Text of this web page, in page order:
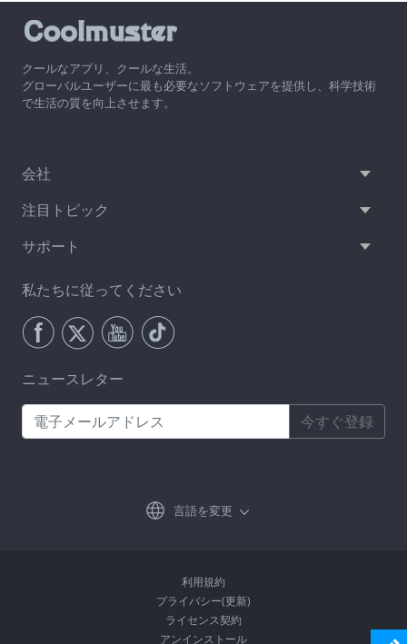
クールなアプリ、クールな生活。
グローバルユーザーに最も必要なソフトウェアを提供し、科学技術
で生活の質を向上させます。
会社
注目トピック
サポート
私たちに従ってください
ニュースレター
今すぐ登録
言語を変更
利用規約
プライバシー(更新)
ライセンス契約
アンインストール